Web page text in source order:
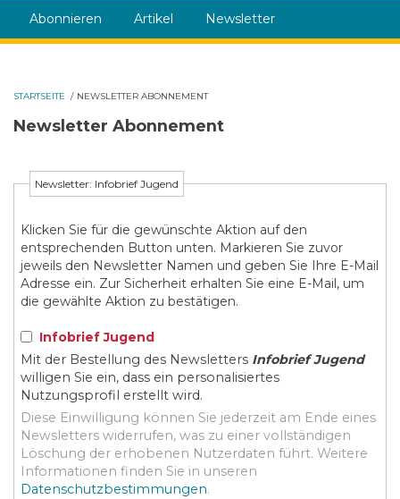
Abonnieren Artikel Newsletter
STARTSEITE / NEWSLETTER ABONNEMENT
Newsletter Abonnement
Newsletter: Infobrief Jugend
Klicken Sie für die gewünschte Aktion auf den
entsprechenden Button unten. Markieren Sie zuvor
jeweils den Newsletter Namen und geben Sie Ihre E-Mail
Adresse ein. Zur Sicherheit erhalten Sie eine E-Mail, um
die gewählte Aktion zu bestätigen.
Infobrief Jugend
Mit der Bestellung des Newsletters Infobrief Jugend
willigen Sie ein, dass ein personalisiertes
Nutzungsprofil erstellt wird.
Diese Einwilligung können Sie jederzeit am Ende eines
Newsletters widerrufen, was zu einer vollständigen
Löschung der erhobenen Nutzerdaten führt. Weitere
Informationen finden Sie in unseren
Datenschutzbestimmungen.